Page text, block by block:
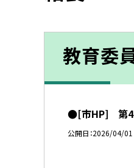
教育委
●[市HP] 第4
公開日 2026/04/01